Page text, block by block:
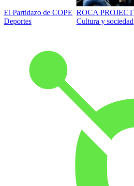
El Partidazo de COPE
Deportes
ROCA PROJECT
Cultura y sociedad